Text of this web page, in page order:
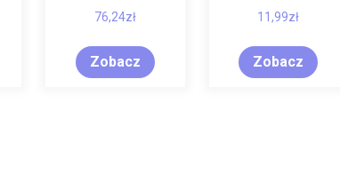
76,24zł
Zobacz
11,99zł
Zobacz